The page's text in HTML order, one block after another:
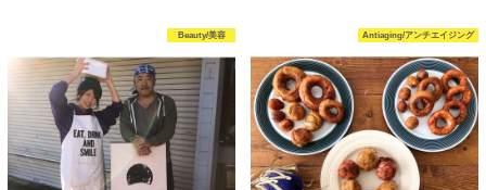
Beauty/美容 Antiaging/アンチエイジング